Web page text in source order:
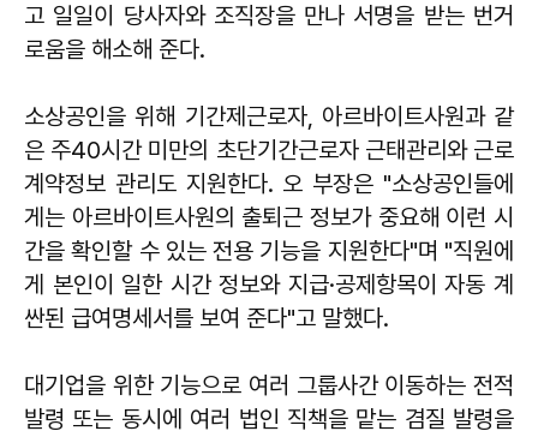
고 일일이 당사자와 조직장을 만나 서명을 받는 번거
로움을 해소해 준다.
소상공인을 위해 기간제근로자, 아르바이트사원과 같
은 주40시간 미만의 초단기간근로자 근태관리와 근로
계약정보 관리도 지원한다. 오 부장은 "소상공인들에
게는 아르바이트사원의 출퇴근 정보가 중요해 이런 시
간을 확인할 수 있는 전용 기능을 지원한다"며 "직원에
게 본인이 일한 시간 정보와 지급·공제항목이 자동 계
싼된 급여명세서를 보여 준다"고 말했다.
대기업을 위한 기능으로 여러 그룹사간 이동하는 전적
발령 또는 동시에 여러 법인 직책을 맡는 겸질 발령을